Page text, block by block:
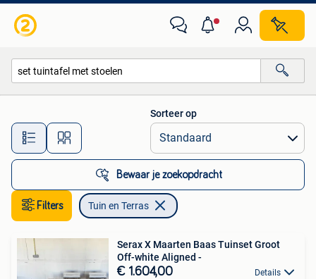
Alle afstanden…
Sorteer op
Bewaar je zoekopdracht
Filters Tuin en Terras
Serax X Maarten Baas Tuinset Groot
Off-white Aligned -
€ 1.604,00 Details